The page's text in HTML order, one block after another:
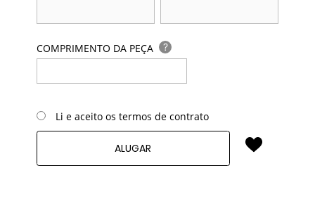
COMPRIMENTO DA PEÇA ?
Li e aceito os termos de contrato
ALUGAR